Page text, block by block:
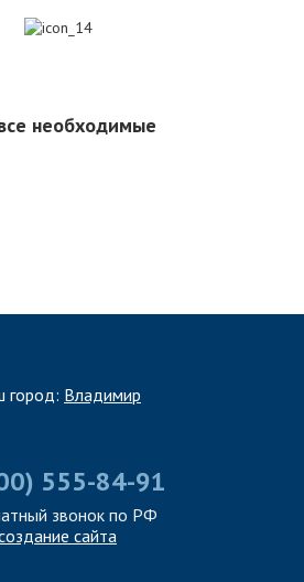
необходимые
город: Владимир
555-84-91
звонок по РФ
сайта